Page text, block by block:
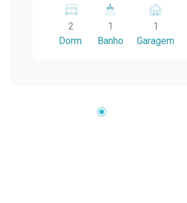
bem distribuídos 1 banheiro Cozinha integrada
Sala de estar aconchegante 1 vaga
50 m² Imóvel novo, nunca habitado ? direto da
transporte público, escolas e
2
Dorm.
1
Banho
1
Garagem